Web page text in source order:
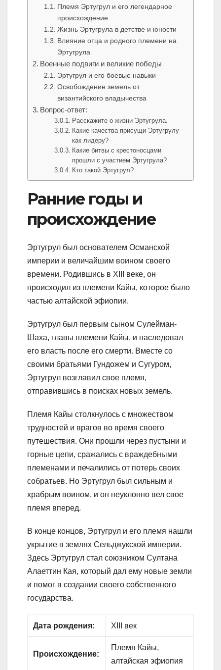
Племя Эртугрул и его легендарное
происхождение
Жизнь Эртугрула в детстве и юности
Влияние отца и родного племени на
Эртугрула
Военные подвиги и великие победы
Эртугрул и его боевые навыки
Освобождение земель от
византийского владычества
Вопрос-ответ:
Расскажите о жизни Эртугрула.
Какие качества присущи Эртугрулу
как лидеру?
Какие битвы с крестоносцами
прошли с участием Эртугрула?
Кто такой Эртугрул?
Ранние годы и
происхождение
Эртугрул был основателем Османской
империи и величайшим воином своего
времени. Родившись в XIII веке, он
происходил из племени Кайы, которое было
частью алтайской эфиопии.
Эртугрул был первым сыном Сулейман-
Шаха, главы племени Кайы, и наследовал
его власть после его смерти. Вместе со
своими братьями Гундожем и Сугуром,
Эртугрул возглавил свое племя,
отправившись в поисках новых земель.
Племя Кайы столкнулось с множеством
трудностей и врагов во время своего
путешествия. Они прошли через пустыни и
горные цепи, сражались с враждебными
племенами и печалились от потерь своих
собратьев. Но Эртугрул был сильным и
храбрым воином, и он неуклонно вел свое
племя вперед.
В конце концов, Эртугрул и его племя нашли
укрытие в землях Сельджукской империи.
Здесь Эртугрул стал союзником Султана
Алаеттин Кая, который дал ему новые земли
и помог в создании своего собственного
государства.
Дата рождения: XIII век
Происхождение:
Племя Кайы,
алтайская эфиопия